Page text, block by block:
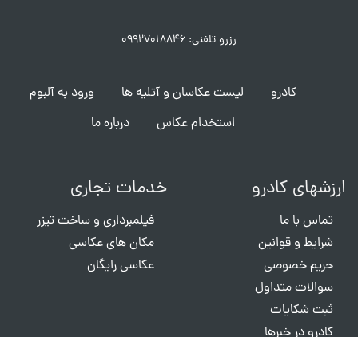
رزرو تلفنی: ۰۹۹۲۷۰۱۸۸۴۶
کادرو لیست عکاسان و آتلیه ها
ورود به آلبوم
استخدام عکاس
درباره ما
ارزشهای کادرو
تماس با ما
شرایط و قوانین
حریم خصوصی
سوالات متداول
ثبت شکایات
کادرو در خبرها
خدمات تجاری
فیلمبرداری و ساخت تیزر
مکان های عکاسی
عکاسی رایگان